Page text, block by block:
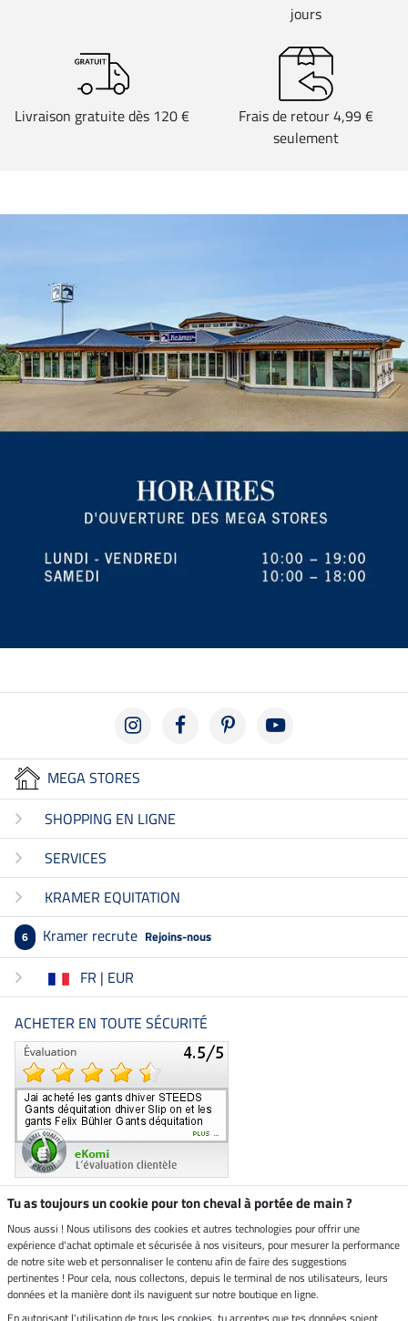
jours
Livraison gratuite dès 120 €
Frais de retour 4,99 €
seulement
MEGA STORES
SHOPPING EN LIGNE
SERVICES
KRAMER EQUITATION
6 Kramer recrute Rejoins-nous
FR | EUR
ACHETER EN TOUTE SÉCURITÉ
Boutique climatiquement
neutre
Livraison par
Tu as toujours un cookie pour ton cheval à portée de main ?
Nous aussi ! Nous utilisons des cookies et autres technologies pour offrir une
expérience d'achat optimale et sécurisée à nos visiteurs, pour mesurer la performance
de notre site web et personnaliser le contenu afin de faire des suggestions
pertinentes ! Pour cela, nous collectons, depuis le terminal de nos utilisateurs, leurs
données et la manière dont ils naviguent sur notre boutique en ligne.